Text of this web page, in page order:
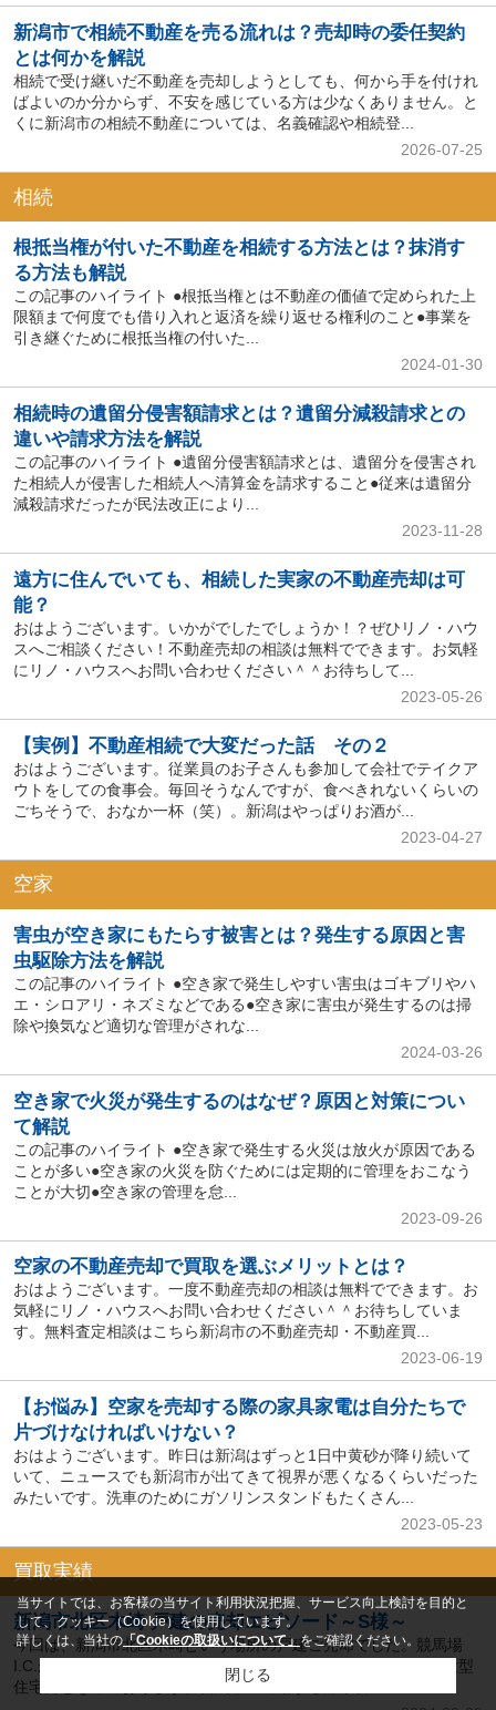
新潟市で相続不動産を売る流れは？売却時の委任契約
とは何かを解説
相続で受け継いだ不動産を売却しようとしても、何から手を付けれ
ばよいのか分からず、不安を感じている方は少なくありません。と
くに新潟市の相続不動産については、名義確認や相続登...
2026-07-25
相続
根抵当権が付いた不動産を相続する方法とは？抹消す
る方法も解説
この記事のハイライト ●根抵当権とは不動産の価値で定められた上
限額まで何度でも借り入れと返済を繰り返せる権利のこと●事業を
引き継ぐために根抵当権の付いた...
2024-01-30
相続時の遺留分侵害額請求とは？遺留分減殺請求との
違いや請求方法を解説
この記事のハイライト ●遺留分侵害額請求とは、遺留分を侵害され
た相続人が侵害した相続人へ清算金を請求すること●従来は遺留分
減殺請求だったが民法改正により...
2023-11-28
遠方に住んでいても、相続した実家の不動産売却は可
能？
おはようございます。いかがでしたでしょうか！？ぜひリノ・ハウ
スへご相談ください！不動産売却の相談は無料でできます。お気軽
にリノ・ハウスへお問い合わせください＾＾お待ちして...
2023-05-26
【実例】不動産相続で大変だった話 その２
おはようございます。従業員のお子さんも参加して会社でテイクア
ウトをしての食事会。毎回そうなんですが、食べきれないくらいの
ごちそうで、おなか一杯（笑）。新潟はやっぱりお酒が...
2023-04-27
空家
害虫が空き家にもたらす被害とは？発生する原因と害
虫駆除方法を解説
この記事のハイライト ●空き家で発生しやすい害虫はゴキブリやハ
エ・シロアリ・ネズミなどである●空き家に害虫が発生するのは掃
除や換気など適切な管理がされな...
2024-03-26
空き家で火災が発生するのはなぜ？原因と対策につい
て解説
この記事のハイライト ●空き家で発生する火災は放火が原因である
ことが多い●空き家の火災を防ぐためには定期的に管理をおこなう
ことが大切●空き家の管理を怠...
2023-09-26
空家の不動産売却で買取を選ぶメリットとは？
おはようございます。一度不動産売却の相談は無料でできます。お
気軽にリノ・ハウスへお問い合わせください＾＾お待ちしていま
す。無料査定相談はこちら新潟市の不動産売却・不動産買...
2023-06-19
【お悩み】空家を売却する際の家具家電は自分たちで
片づけなければいけない？
おはようございます。昨日は新潟はずっと1日中黄砂が降り続いて
いて、ニュースでも新潟市が出てきて視界が悪くなるくらいだった
みたいです。洗車のためにガソリンスタンドもたくさん...
2023-05-23
買取実績
新潟市北区木崎 戸建の売却エピソード～S様～
今回は、新潟市北区木崎という場所の戸建ご売却でした。競馬場
I.C.からほど近い、閑静な住宅街で、街自体は50年位前からの大型
住宅街となっております。新潟市へ通勤する方や新...
当サイトでは、お客様の当サイト利用状況把握、サービス向上検討を目的と
して、クッキー（Cookie）を使用しています。
詳しくは、当社の 「Cookieの取扱いについて」をご確認ください。
閉じる